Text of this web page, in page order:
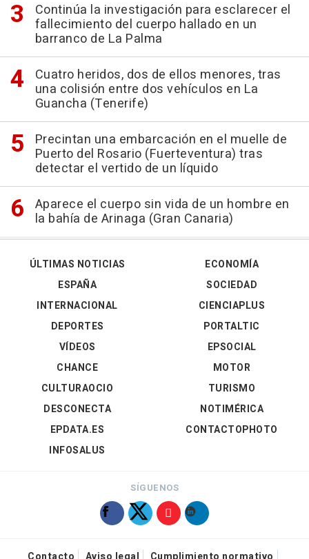
Continúa la investigación para esclarecer el
fallecimiento del cuerpo hallado en un
barranco de La Palma
Cuatro heridos, dos de ellos menores, tras
una colisión entre dos vehículos en La
Guancha (Tenerife)
Precintan una embarcación en el muelle de
Puerto del Rosario (Fuerteventura) tras
detectar el vertido de un líquido
Aparece el cuerpo sin vida de un hombre en
la bahía de Arinaga (Gran Canaria)
ÚLTIMAS NOTICIAS
ESPAÑA
INTERNACIONAL
DEPORTES
VÍDEOS
ECONOMÍA
SOCIEDAD
CIENCIAPLUS
PORTALTIC
EPSOCIAL
CHANCE
CULTURAOCIO
DESCONECTA
EPDATA.ES
INFOSALUS
MOTOR
TURISMO
NOTIMÉRICA
CONTACTOPHOTO
SÍGUENOS